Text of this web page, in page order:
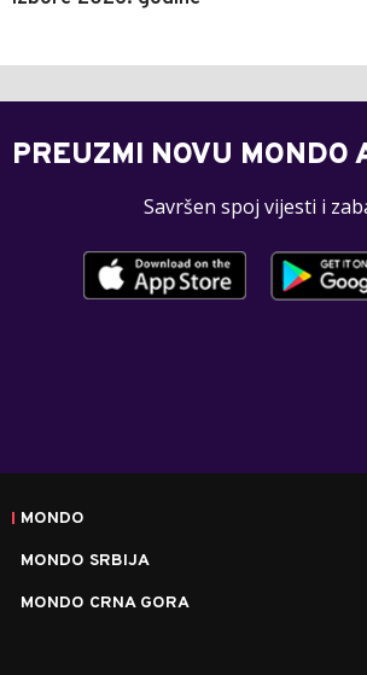
PREUZMI NOVU MONDO
Savršen spoj vijesti i
MONDO
MONDO SRBIJA
MONDO CRNA GORA